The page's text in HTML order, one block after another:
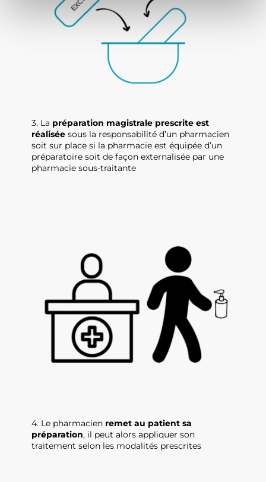
3. La préparation magistrale prescrite est
réalisée sous la responsabilité d’un pharmacien
soit sur place si la pharmacie est équipée d’un
préparatoire soit de façon externalisée par une
pharmacie sous-traitante
4. Le pharmacien remet au patient sa
préparation, il peut alors appliquer son
traitement selon les modalités prescrites